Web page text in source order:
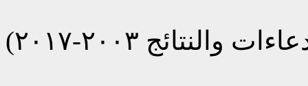
٢٠٠٣-٢٠١٧)